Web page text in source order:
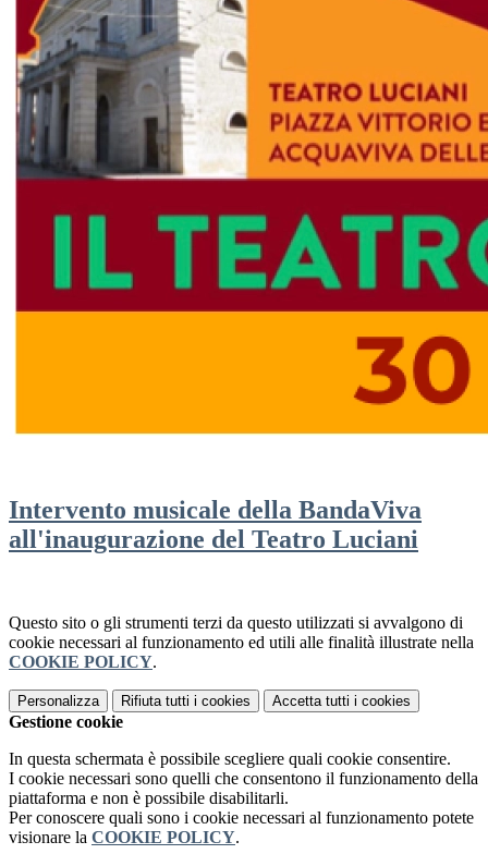
Intervento musicale della BandaViva
all'inaugurazione del Teatro Luciani
Questo sito o gli strumenti terzi da questo utilizzati si avvalgono di
cookie necessari al funzionamento ed utili alle finalità illustrate nella
COOKIE POLICY.
Personalizza Rifiuta tutti i cookies Accetta tutti i cookies
Gestione cookie
In questa schermata è possibile scegliere quali cookie consentire.
I cookie necessari sono quelli che consentono il funzionamento della
piattaforma e non è possibile disabilitarli.
Per conoscere quali sono i cookie necessari al funzionamento potete
visionare la COOKIE POLICY.